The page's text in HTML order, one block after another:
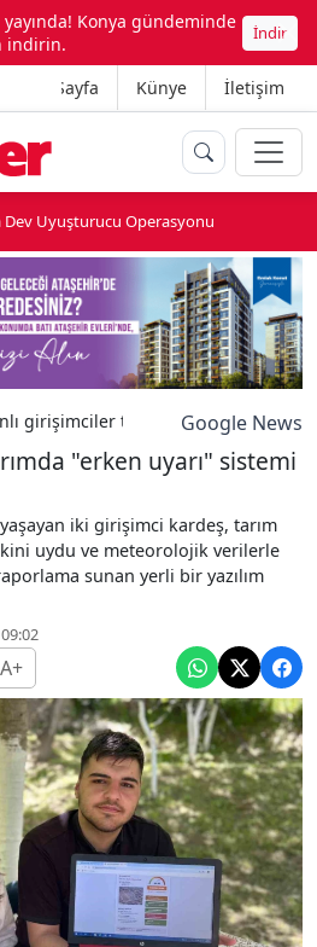
Konya gündeminde
indirin.
İndir
Ana Sayfa Künye İletişim
Dev Uyuşturucu Operasyonu
girişimciler tarımda "erken uyarı"
Google News
"erken uyarı" sistemi
iki girişimci kardeş, tarım
uydu ve meteorolojik verilerle
sunan yerli bir yazılım
A+